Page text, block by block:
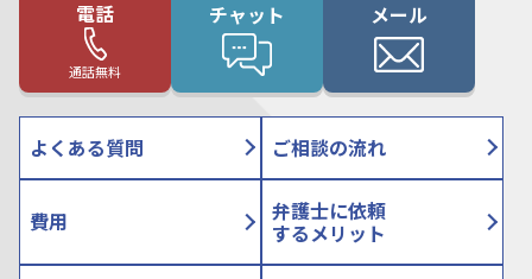
電話
通話無料
チャット メール
よくある質問 ご相談の流れ
費用 弁護士に依頼
するメリット